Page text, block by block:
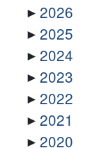
2026
2025
2024
2023
2022
2021
2020